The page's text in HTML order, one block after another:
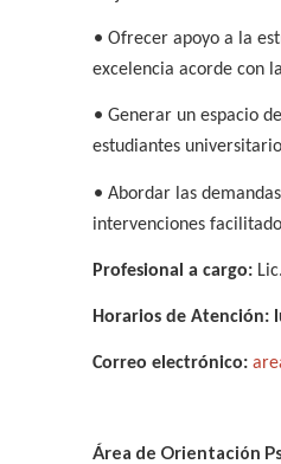
•Ofrecer apoyo a la
excelencia acorde con
•Generar un espacio
estudiantes
• Abordar las
intervenciones
Profesional a cargo:
Horarios de Atención:
Correo electrónico:
Área de Orientación